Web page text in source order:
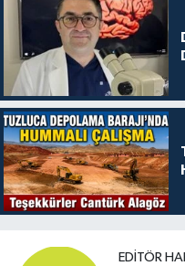
EDITÖR